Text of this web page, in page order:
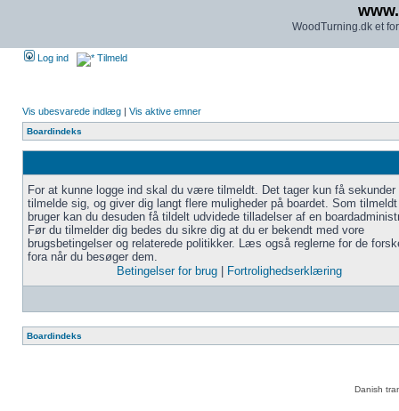
WoodTurning.dk et
Log ind Tilmeld
Vis ubesvarede indlæg | Vis aktive emner
Boardindeks
For at kunne logge ind skal du være tilmeldt. Det tager kun få sekunder
tilmelde sig, og giver dig langt flere muligheder på boardet. Som tilmeldt
bruger kan du desuden få tildelt udvidede tilladelser af en
Før du tilmelder dig bedes du sikre dig at du er bekendt med vore
brugsbetingelser og relaterede politikker. Læs også reglerne for de
fora når du besøger dem.
Betingelser for brug
Fortrolighedserklæring
Boardindeks
Danish